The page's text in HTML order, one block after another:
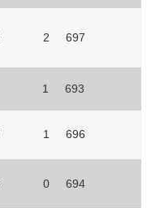
2 697
1 693
1 696
0 694